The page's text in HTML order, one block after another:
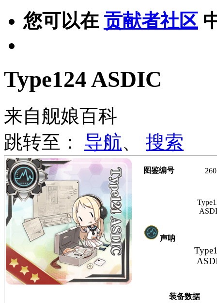
您可以在 贡献者社区
Type124 ASDIC
来自舰娘百科
跳转至： 导航、 搜索
图鉴编号 260
声呐
装备数据